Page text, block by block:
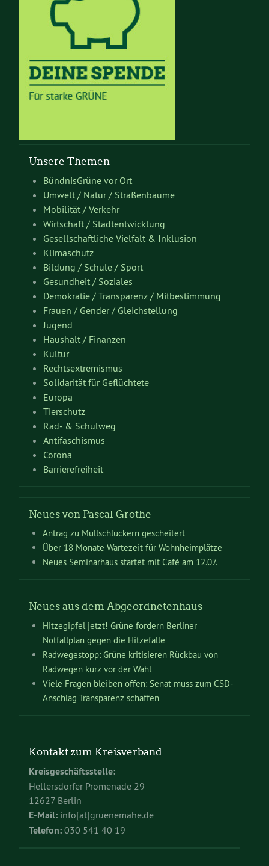
Unsere Themen
BündnisGrüne vor Ort
Umwelt / Natur / Straßenbäume
Mobilität / Verkehr
Wirtschaft / Stadtentwicklung
Gesellschaftliche Vielfalt & Inklusion
Klimaschutz
Bildung / Schule / Sport
Gesundheit / Soziales
Demokratie / Transparenz / Mitbestimmung
Frauen / Gender / Gleichstellung
Jugend
Haushalt / Finanzen
Kultur
Rechtsextremismus
Solidarität für Geflüchtete
Europa
Tierschutz
Rad- & Schulweg
Antifaschismus
Corona
Barrierefreiheit
Neues von Pascal Grothe
Antrag zu Müllschluckern gescheitert
Über 18 Monate Wartezeit für Wohnheimplätze
Neues Seminarhaus startet mit Café am 12.07.
Neues aus dem Abgeordnetenhaus
Hitzegipfel jetzt! Grüne fordern Berliner
Notfallplan gegen die Hitzefalle
Radwegestopp: Grüne kritisieren Rückbau von
Radwegen kurz vor der Wahl
Viele Fragen bleiben offen: Senat muss zum CSD-
Anschlag Transparenz schaffen
Kontakt zum Kreisverband
Kreisgeschäftsstelle:
Hellersdorfer Promenade 29
12627 Berlin
E-Mail: info[at]gruenemahe.de
Telefon: 030 541 40 19